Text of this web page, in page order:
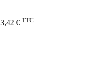
3,42 € TTC